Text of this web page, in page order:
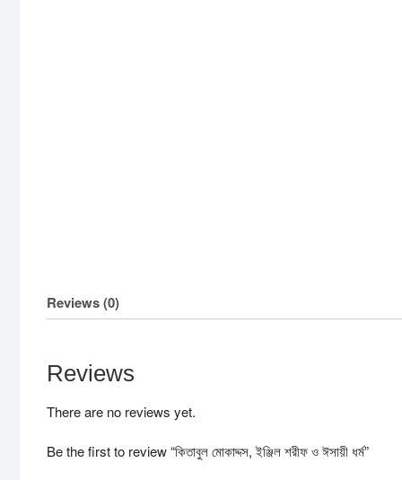
Reviews (0)
Reviews
There are no reviews yet.
Be the first to review “কিতাবুল মোকাদ্দস, ইঞ্জিল শরীফ ও ঈসায়ী ধর্ম”